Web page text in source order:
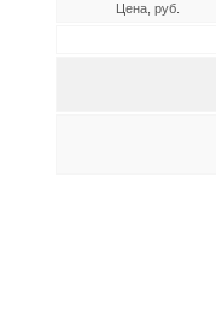
Цена, руб.